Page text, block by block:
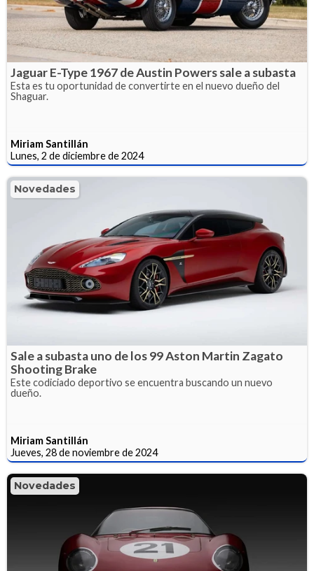
Jaguar E-Type 1967 de Austin Powers sale a subasta
Esta es tu oportunidad de convertirte en el nuevo dueño del
Shaguar.
Miriam Santillán
Lunes, 2 de diciembre de 2024
Novedades
Sale a subasta uno de los 99 Aston Martin Zagato
Shooting Brake
Este codiciado deportivo se encuentra buscando un nuevo
dueño.
Miriam Santillán
Jueves, 28 de noviembre de 2024
Novedades